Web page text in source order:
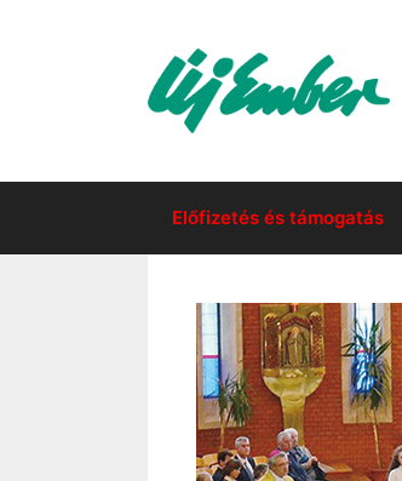
Előfizetés és támogatás